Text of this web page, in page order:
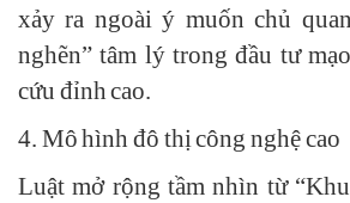
xảy ra ngoài ý muốn chủ
nghẽn” tâm lý trong đầu tư
cứu đỉnh cao.
4. Mô hình đô thị công nghệ cao
Luật mở rộng tầm nhìn từ